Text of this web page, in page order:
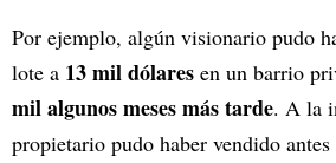
Por ejemplo, algún visionario pudo
lote a 13 mil dólares en un barrio
mil algunos meses más tarde. A la
propietario pudo haber vendido